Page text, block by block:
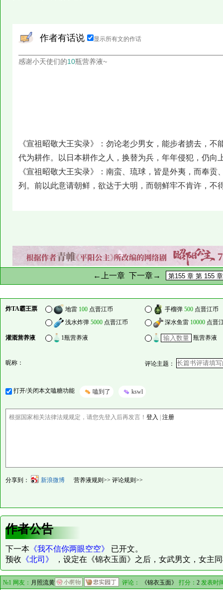
作者有话说 显示所有文的作话
感谢小天使们的10瓶营养液~
《宣祖昭敬大王实录》：勿论老少男女，能步者掳去，
代为耕作。以日本耕作之人，换替为兵，年年侵犯，仍
《宣祖昭敬大王实录》：南蛮、琉球，皆是外夷，而奉
列。前以此意请朝鲜，欲达于大明，而朝鲜牢不肯许，不
←上一章 下一章→
炸TA霸王票 地雷 100 点晋江币 手榴弹 500 点晋江币
浅水炸弹 5000 点晋江币 深水鱼雷 10000 点晋
灌溉营养液 1瓶营养液 瓶营养液
昵称： 评论主题：
打开/关闭本文嗑糖功能 嗑到了 kswl
根据国家相关法律法规规定，请您先登入后再发言！ 登入 | 注册
分享到： 新浪微博 营养液规则>> 评论规则>>
作者公告
下一本 《我不信你两眼空空》
已开文。
预收 《北司》 ，设定在《锦衣玉面》之后，女武男文，女主
№1 网友： 月照流黄 评论： 《锦衣玉面》 打分： 2 发表时